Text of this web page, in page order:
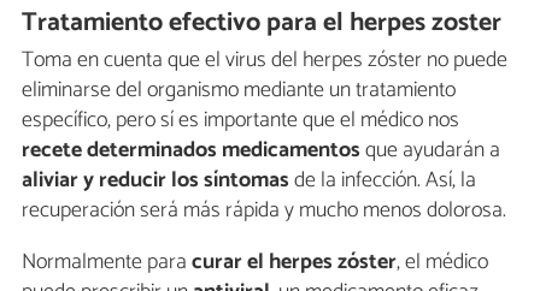
Tratamiento efectivo para el herpes zoster
Toma en cuenta que el virus del herpes zóster no puede
eliminarse del organismo mediante un tratamiento
específico, pero sí es importante que el médico nos
recete determinados medicamentosque ayudarán a
aliviar y reducir los síntomasde la infección. Así, la
recuperación será más rápida y mucho menos dolorosa.
Normalmente paracurar el herpes zóster, el médico